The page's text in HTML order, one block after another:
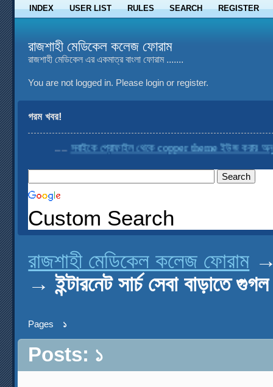
INDEX USER LIST RULES SEARCH REGISTER
রাজশাহী মেডিকেল কলেজ ফোরাম
রাজশাহী মেডিকেল এর একমাত্র বাংলা ফোরাম .......
You are not logged in. Please login or register.
গরম খবর!
....সবাইকে প্রোফাইল থেকে copper theme ইউজ করার
Custom Search
রাজশাহী মেডিকেল কলেজ ফোরাম
→ইন্টারনেট সার্চ সেবা বাড়াতে
Pages ১
Posts: ১